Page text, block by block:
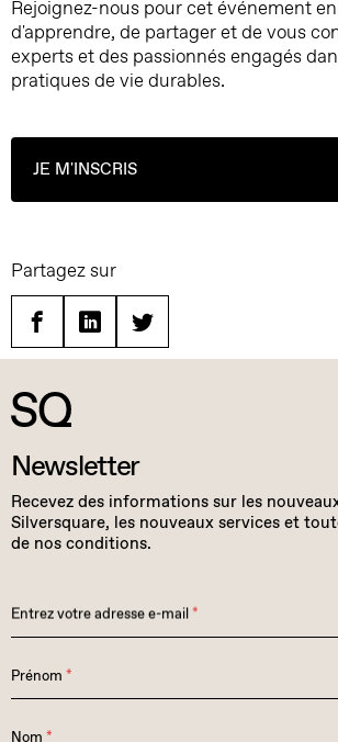
Rejoignez-nous pour cet événement
d'apprendre, de partager et de vous
experts et des passionnés engagés
pratiques de vie durables.
JE M'INSCRIS
Partagez sur
FacebookLinkedinTwitter
Newsletter
Recevez des informations sur les
Silversquare, les nouveaux services et
de nos conditions.
Entrez votre adresse e-mail*
Prénom *
Nom *